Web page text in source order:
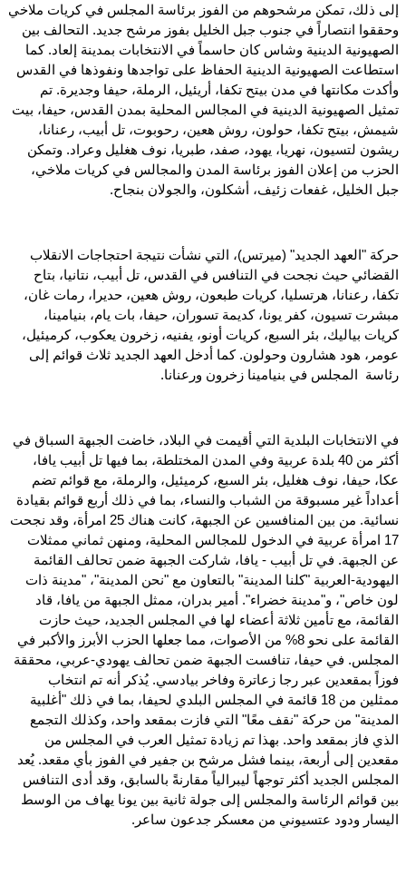
إلى ذلك، تمكن مرشحوهم من الفوز برئاسة المجلس في كريات ملاخي
وحققوا انتصاراً في جنوب جبل الخليل بفوز مرشح جديد. التحالف بين
الصهيونية الدينية وشاس كان حاسماً في الانتخابات بمدينة إلعاد. كما
استطاعت الصهيونية الدينية الحفاظ على تواجدها ونفوذها في القدس
وأكدت مكانتها في مدن بيتح تكفا، أريئيل، الرملة، حيفا وجديرة. تم
تمثيل الصهيونية الدينية في المجالس المحلية بمدن القدس، حيفا، بيت
شيمش، بيتح تكفا، حولون، روش هعين، رحوبوت، تل أبيب، رعنانا،
ريشون لتسيون، نهريا، يهود، صفد، طبريا، نوف هغليل وعراد. وتمكن
الحزب من إعلان الفوز برئاسة المدن والمجالس في كريات ملاخي،
جبل الخليل، غفعات زئيف، أشكلون، والجولان بنجاح.
حركة "العهد الجديد" (ميرتس)، التي نشأت نتيجة احتجاجات الانقلاب
القضائي حيث نجحت في التنافس في القدس، تل أبيب، نتانيا، بتاح
تكفا، رعنانا، هرتسليا، كريات طبعون، روش هعين، حديرا، رمات غان،
مبشرت تسيون، كفر يونا، كديمة تسوران، حيفا، بات يام، بنيامينا،
كريات بياليك، بئر السبع، كريات أونو، يفنيه، زخرون يعكوب، كرميئيل،
عومر، هود هشارون وحولون. كما أدخل العهد الجديد ثلاث قوائم إلى
رئاسة المجلس في بنيامينا زخرون ورعنانا.
في الانتخابات البلدية التي أقيمت في البلاد، خاضت الجبهة السباق في
أكثر من 40 بلدة عربية وفي المدن المختلطة، بما فيها تل أبيب يافا،
عكا، حيفا، نوف هغليل، بئر السبع، كرميئيل، والرملة، مع قوائم تضم
أعداداً غير مسبوقة من الشباب والنساء، بما في ذلك أربع قوائم بقيادة
نسائية. من بين المنافسين عن الجبهة، كانت هناك 25 امرأة، وقد نجحت
17 امرأة عربية في الدخول للمجالس المحلية، ومنهن ثماني ممثلات
عن الجبهة. في تل أبيب - يافا، شاركت الجبهة ضمن تحالف القائمة
اليهودية-العربية "كلنا المدينة" بالتعاون مع "نحن المدينة"، "مدينة ذات
لون خاص"، و"مدينة خضراء". أمير بدران، ممثل الجبهة من يافا، قاد
القائمة، مع تأمين ثلاثة أعضاء لها في المجلس الجديد، حيث حازت
القائمة على نحو 8% من الأصوات، مما جعلها الحزب الأبرز والأكبر في
المجلس. في حيفا، تنافست الجبهة ضمن تحالف يهودي-عربي، محققة
فوزاً بمقعدين عبر رجا زعاترة وفاخر بيادسي. يُذكر أنه تم انتخاب
ممثلين من 18 قائمة في المجلس البلدي لحيفا، بما في ذلك "أغلبية
المدينة" من حركة "نقف معًا" التي فازت بمقعد واحد، وكذلك التجمع
الذي فاز بمقعد واحد. بهذا تم زيادة تمثيل العرب في المجلس من
مقعدين إلى أربعة، بينما فشل مرشح بن جفير في الفوز بأي مقعد. يُعد
المجلس الجديد أكثر توجهاً ليبرالياً مقارنةً بالسابق، وقد أدى التنافس
بين قوائم الرئاسة والمجلس إلى جولة ثانية بين يونا يهاف من الوسط
اليسار ودود عتسيوني من معسكر جدعون ساعر.